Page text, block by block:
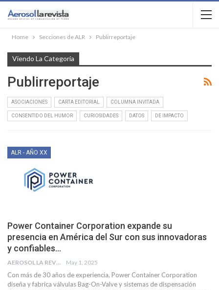
Home Secciones de ALR Publirreportaje
Viendo La Categoría
Publirreportaje
ASOCIACIONES CARTA EDITORIAL COLUMNA INVITADA
CONSENTIDO DEL HUMOR CURIOSIDADES DATOS DE IMPACTO
ALR - AÑO XX
Power Container Corporation expande su
presencia en América del Sur con sus innovadoras
y confiables…
AEROSOL LA REVISTA May 1, 2025
Con más de 30 años de experiencia, Power Container Corporation
diseña y fabrica válvulas Bag-On-Valve y sistemas de dispensación